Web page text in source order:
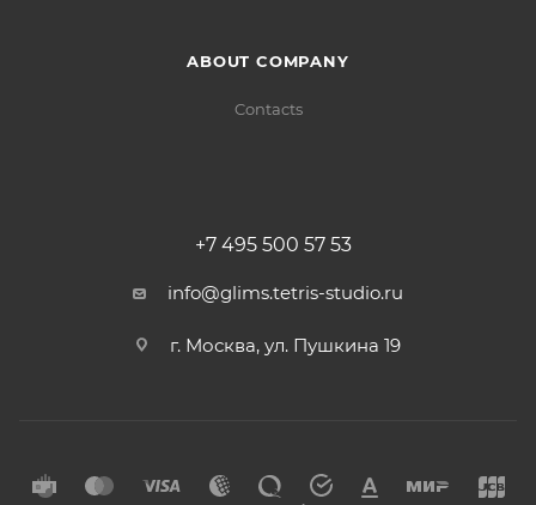
ABOUT COMPANY
Contacts
+7 495 500 57 53
info@glims.tetris-studio.ru
г. Москва, ул. Пушкина 19